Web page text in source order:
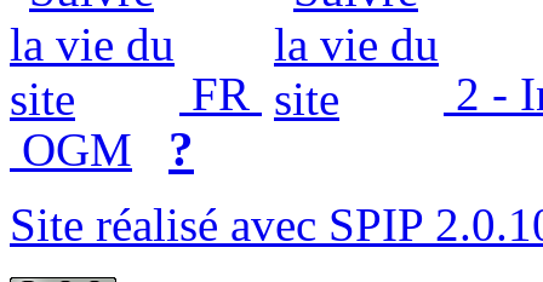
FR
2 -
OGM
?
Site réalisé avec SPIP